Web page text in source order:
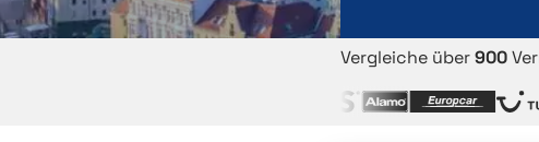
Vergleiche über900